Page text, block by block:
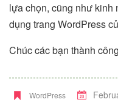
lựa chọn, cũng như kinh
dụng trang WordPress
Chúc các bạn thành
WordPress